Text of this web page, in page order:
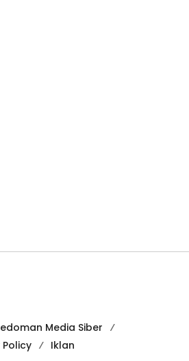
Media Siber
Policy Iklan